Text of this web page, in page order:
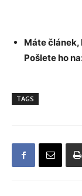
Máte
Pošlete ho
TAGS